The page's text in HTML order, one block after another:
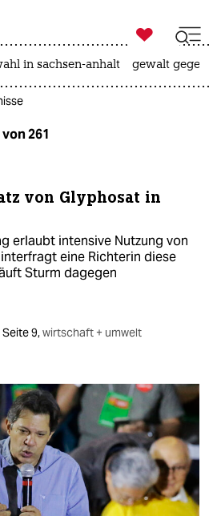
zahl ich
ich

taz zahl ich
in sachsen-anhalt gewalt
261
von Glyphosat in
erlaubt intensive Nutzung von
eine Richterin diese
Sturm dagegen
Seite 9,wirtschaft + umwelt